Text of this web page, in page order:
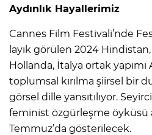
Aydınlık Hayallerimiz
Cannes Film Festivali’nde
layık görülen 2024
Hollanda, İtalya ortak yapımı
toplumsal kırılma şiirsel bir
görsel dille yansıtılıyor.
feminist özgürleşme öyküsü
Temmuz’da gösterilecek.